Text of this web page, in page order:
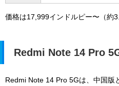
価格は17,999インドルピー〜（約
Redmi Note 14 Pro
Redmi Note 14 Pro 5Gは、中国版